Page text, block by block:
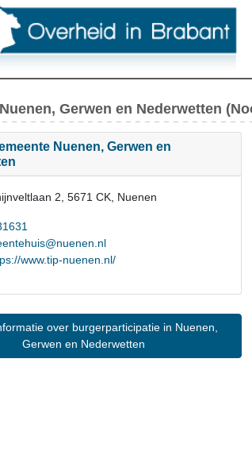
Gerwen en Nederwetten
Nuenen, Gerwen en
2, 5671 CK, Nuenen
www.tip-nuenen.nl/
Gerwen en Nederwetten